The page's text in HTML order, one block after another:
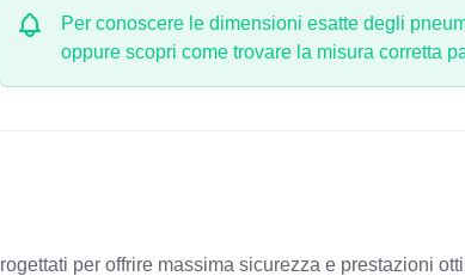
Per conoscere le dimensioni esatte degli
oppure scopri come trovare la misura corretta
per offrire massima sicurezza e prestazioni